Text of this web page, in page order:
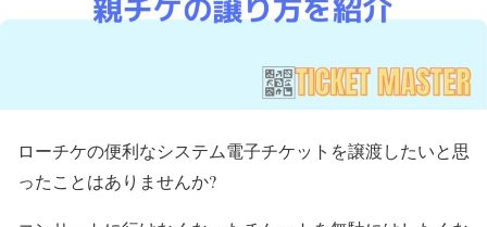
ローチケの便利なシステム電子チケットを譲渡したいと思
ったことはありませんか?